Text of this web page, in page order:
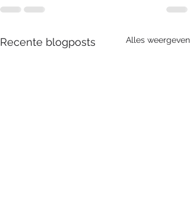
Recente blogposts Alles weergeven